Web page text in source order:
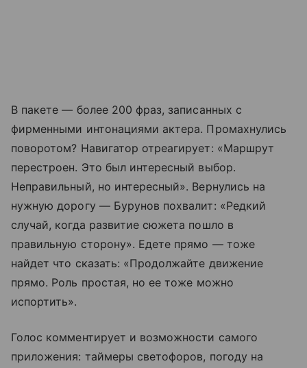
В пакете — более 200 фраз, записанных с
фирменными интонациями актера. Промахнулись
поворотом? Навигатор отреагирует: «Маршрут
перестроен. Это был интересный выбор.
Неправильный, но интересный». Вернулись на
нужную дорогу — Бурунов похвалит: «Редкий
случай, когда развитие сюжета пошло в
правильную сторону». Едете прямо — тоже
найдет что сказать: «Продолжайте движение
прямо. Роль простая, но ее тоже можно
испортить».
Голос комментирует и возможности самого
приложения: таймеры светофоров, погоду на